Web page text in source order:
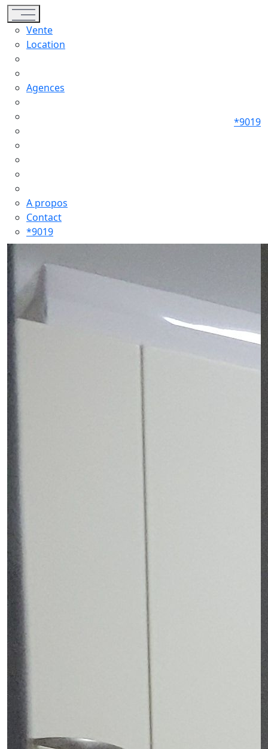
Toggle navigation
Vente
Location
Agences
A propos
Contact
*9019
*9019